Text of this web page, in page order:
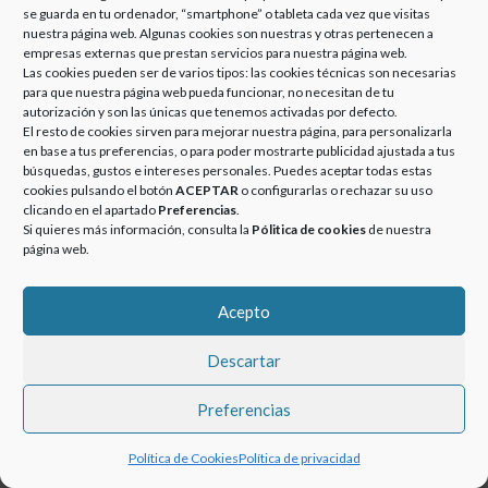
se guarda en tu ordenador, “smartphone” o tableta cada vez que visitas
nuestra página web. Algunas cookies son nuestras y otras pertenecen a
empresas externas que prestan servicios para nuestra página web.
Las cookies pueden ser de varios tipos: las cookies técnicas son necesarias
para que nuestra página web pueda funcionar, no necesitan de tu
autorización y son las únicas que tenemos activadas por defecto.
El resto de cookies sirven para mejorar nuestra página, para personalizarla
en base a tus preferencias, o para poder mostrarte publicidad ajustada a tus
búsquedas, gustos e intereses personales. Puedes aceptar todas estas
cookies pulsando el botón ACEPTAR o configurarlas o rechazar su uso
clicando en el apartado Preferencias.
Si quieres más información, consulta la Pólitica de cookies de nuestra
página web.
Acepto
Descartar
Preferencias
Política de CookiesPolítica de privacidad
IMPLANTA UN
SISTEMA DE GESTIÓN
DE LA ENERGÍA –
27/10/2015
Posted
on
13 septiembre, 2018 Categories
Noticias
GRUPO EUROATOMIZADO,
siguiendo su compromiso de
protección del medio ambiente y en
su afán de mejora continua, inicia el
camino para certificar su Sistema …
© 2020-2023 GRUPOEUROATOMIZADO. Todos los derechos
reservados.